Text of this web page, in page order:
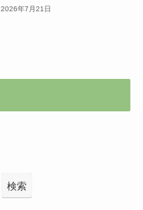
2026年7月21日
検索